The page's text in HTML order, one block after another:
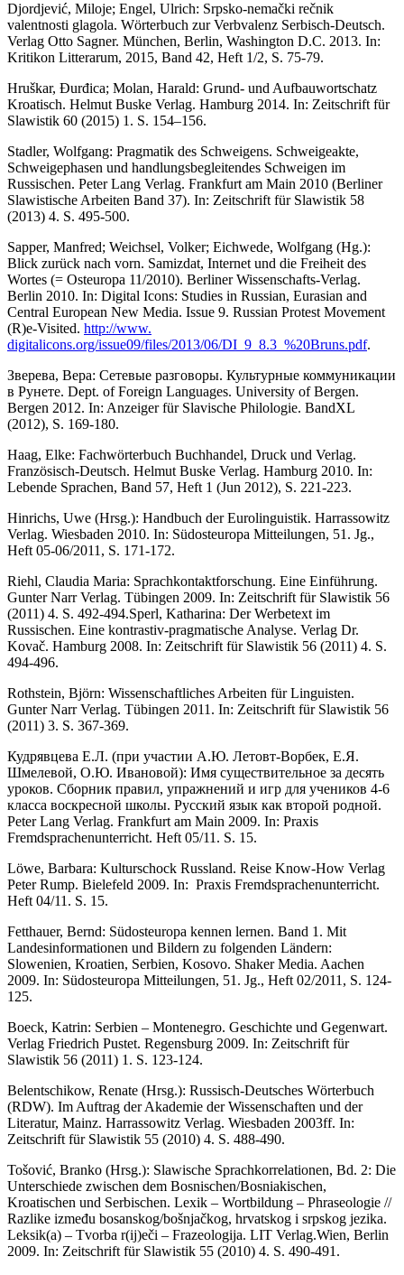
Djordjević, Miloje; Engel, Ulrich: Srpsko-nemački rečnik
valentnosti glagola. Wörterbuch zur Verbvalenz Serbisch-Deutsch.
Verlag Otto Sagner. München, Berlin, Washington D.C. 2013. In:
Kritikon Litterarum, 2015, Band 42, Heft 1/2, S. 75-79.
Hruškar, Đurđica; Molan, Harald: Grund- und Aufbauwortschatz
Kroatisch. Helmut Buske Verlag. Hamburg 2014. In: Zeitschrift für
Slawistik 60 (2015) 1. S. 154–156.
Stadler, Wolfgang: Pragmatik des Schweigens. Schweigeakte,
Schweigephasen und hand­lungsbegleitendes Schweigen im
Russischen. Peter Lang Verlag. Frankfurt am Main 2010 (Berliner
Slawistische Arbeiten Band 37). In: Zeitschrift für Slawistik 58
(2013) 4. S. 495-500.
Sapper, Manfred; Weichsel, Volker; Eichwede, Wolfgang (Hg.):
Blick zurück nach vorn. Samizdat, Internet und die Freiheit des
Wortes (= Osteuropa 11/2010). Berliner Wis­sen­schafts-Verlag.
Berlin 2010. In: Digital Icons: Studies in Russian, Eurasian and
Central Eu­ro­pean New Media. Issue 9. Russian Protest Movement
(R)e-Visited. http://www.
digitalicons.org/issue09/files/2013/06/DI_9_8.3_%20Bruns.pdf.
Зверева, Вера: Сетевые разговоры. Культурные коммуникации
в Рунете. Dept. of Foreign Languages. University of Bergen.
Bergen 2012. In: Anzeiger für Slavische Phi­lo­logie. BandXL
(2012), S. 169-180.
Haag, Elke: Fachwörterbuch Buchhandel, Druck und Verlag.
Französisch-Deutsch. Hel­mut Buske Verlag. Hamburg 2010. In:
Lebende Sprachen, Band 57, Heft 1 (Jun 2012), S. 221-223.
Hinrichs, Uwe (Hrsg.): Handbuch der Eurolinguistik. Harrassowitz
Verlag. Wiesbaden 2010. In: Südosteuropa Mitteilungen, 51. Jg.,
Heft 05-06/2011, S. 171-172.
Riehl, Claudia Maria: Sprachkontaktforschung. Eine Einführung.
Gunter Narr Verlag. Tübingen 2009. In: Zeitschrift für Slawistik 56
(2011) 4. S. 492-494.Sperl, Katharina: Der Werbetext im
Russischen. Eine kontrastiv-pragmatische Analyse. Verlag Dr.
Kovač. Hamburg 2008. In: Zeitschrift für Slawistik 56 (2011) 4. S.
494-496.
Rothstein, Björn: Wissenschaftliches Arbeiten für Linguisten.
Gunter Narr Verlag. Tübingen 2011. In: Zeitschrift für Slawistik 56
(2011) 3. S. 367-369.
Кудрявцева Е.Л. (при участии А.Ю. Летовт-Ворбек, Е.Я.
Шмелевой, О.Ю. Ивано­вой): Имя существительное за десять
уроков. Сборник правил, упражнений и игр для учеников 4-6
класса воскресной школы. Русский язык как второй родной.
Peter Lang Verlag. Frankfurt am Main 2009. In: Praxis
Fremdsprachenunterricht. Heft 05/11. S. 15.
Löwe, Barbara: Kulturschock Russland. Reise Know-How Verlag
Peter Rump. Bielefeld 2009. In: Praxis Fremdsprachenunterricht.
Heft 04/11. S. 15.
Fetthauer, Bernd: Südosteuropa kennen lernen. Band 1. Mit
Landesinformationen und Bildern zu folgenden Ländern:
Slowenien, Kroatien, Serbien, Kosovo. Shaker Media. Aachen
2009. In: Südosteuropa Mitteilungen, 51. Jg., Heft 02/2011, S. 124-
125.
Boeck, Katrin: Serbien – Montenegro. Geschichte und Gegenwart.
Verlag Friedrich Pustet. Regensburg 2009. In: Zeitschrift für
Slawistik 56 (2011) 1. S. 123-124.
Belentschikow, Renate (Hrsg.): Russisch-Deutsches Wörterbuch
(RDW). Im Auftrag der Akademie der Wissenschaften und der
Literatur, Mainz. Harrassowitz Verlag. Wiesbaden 2003ff. In:
Zeitschrift für Slawistik 55 (2010) 4. S. 488-490.
Tošović, Branko (Hrsg.): Slawische Sprachkorrelationen, Bd. 2: Die
Unterschiede zwi­schen dem Bosnischen/Bosniakischen,
Kroatischen und Serbischen. Lexik – Wortbildung – Phraseologie //
Razlike između bosanskog/bošnjačkog, hrvatskog i srpskog jezika.
Lek­si­k(a) – Tvorba r(ij)eči – Frazeologija. LIT Verlag.Wien, Berlin
2009. In: Zeitschrift für Slawistik 55 (2010) 4. S. 490-491.